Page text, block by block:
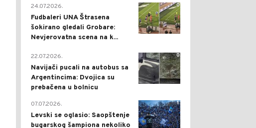
0
24.07.2026.
Fudbaleri UNA Štrasena
šokirano gledali Grobare:
Nevjerovatna scena na k...
0
22.07.2026.
Navijači pucali na autobus sa
Argentincima: Dvojica su
prebačena u bolnicu
1
07.07.2026.
Levski se oglasio: Saopštenje
bugarskog šampiona nekoliko